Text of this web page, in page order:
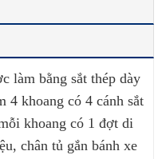
làm bằng sắt thép dày
4 khoang có 4 cánh sắt
khoang có 1 đợt di
chân tủ gắn bánh xe